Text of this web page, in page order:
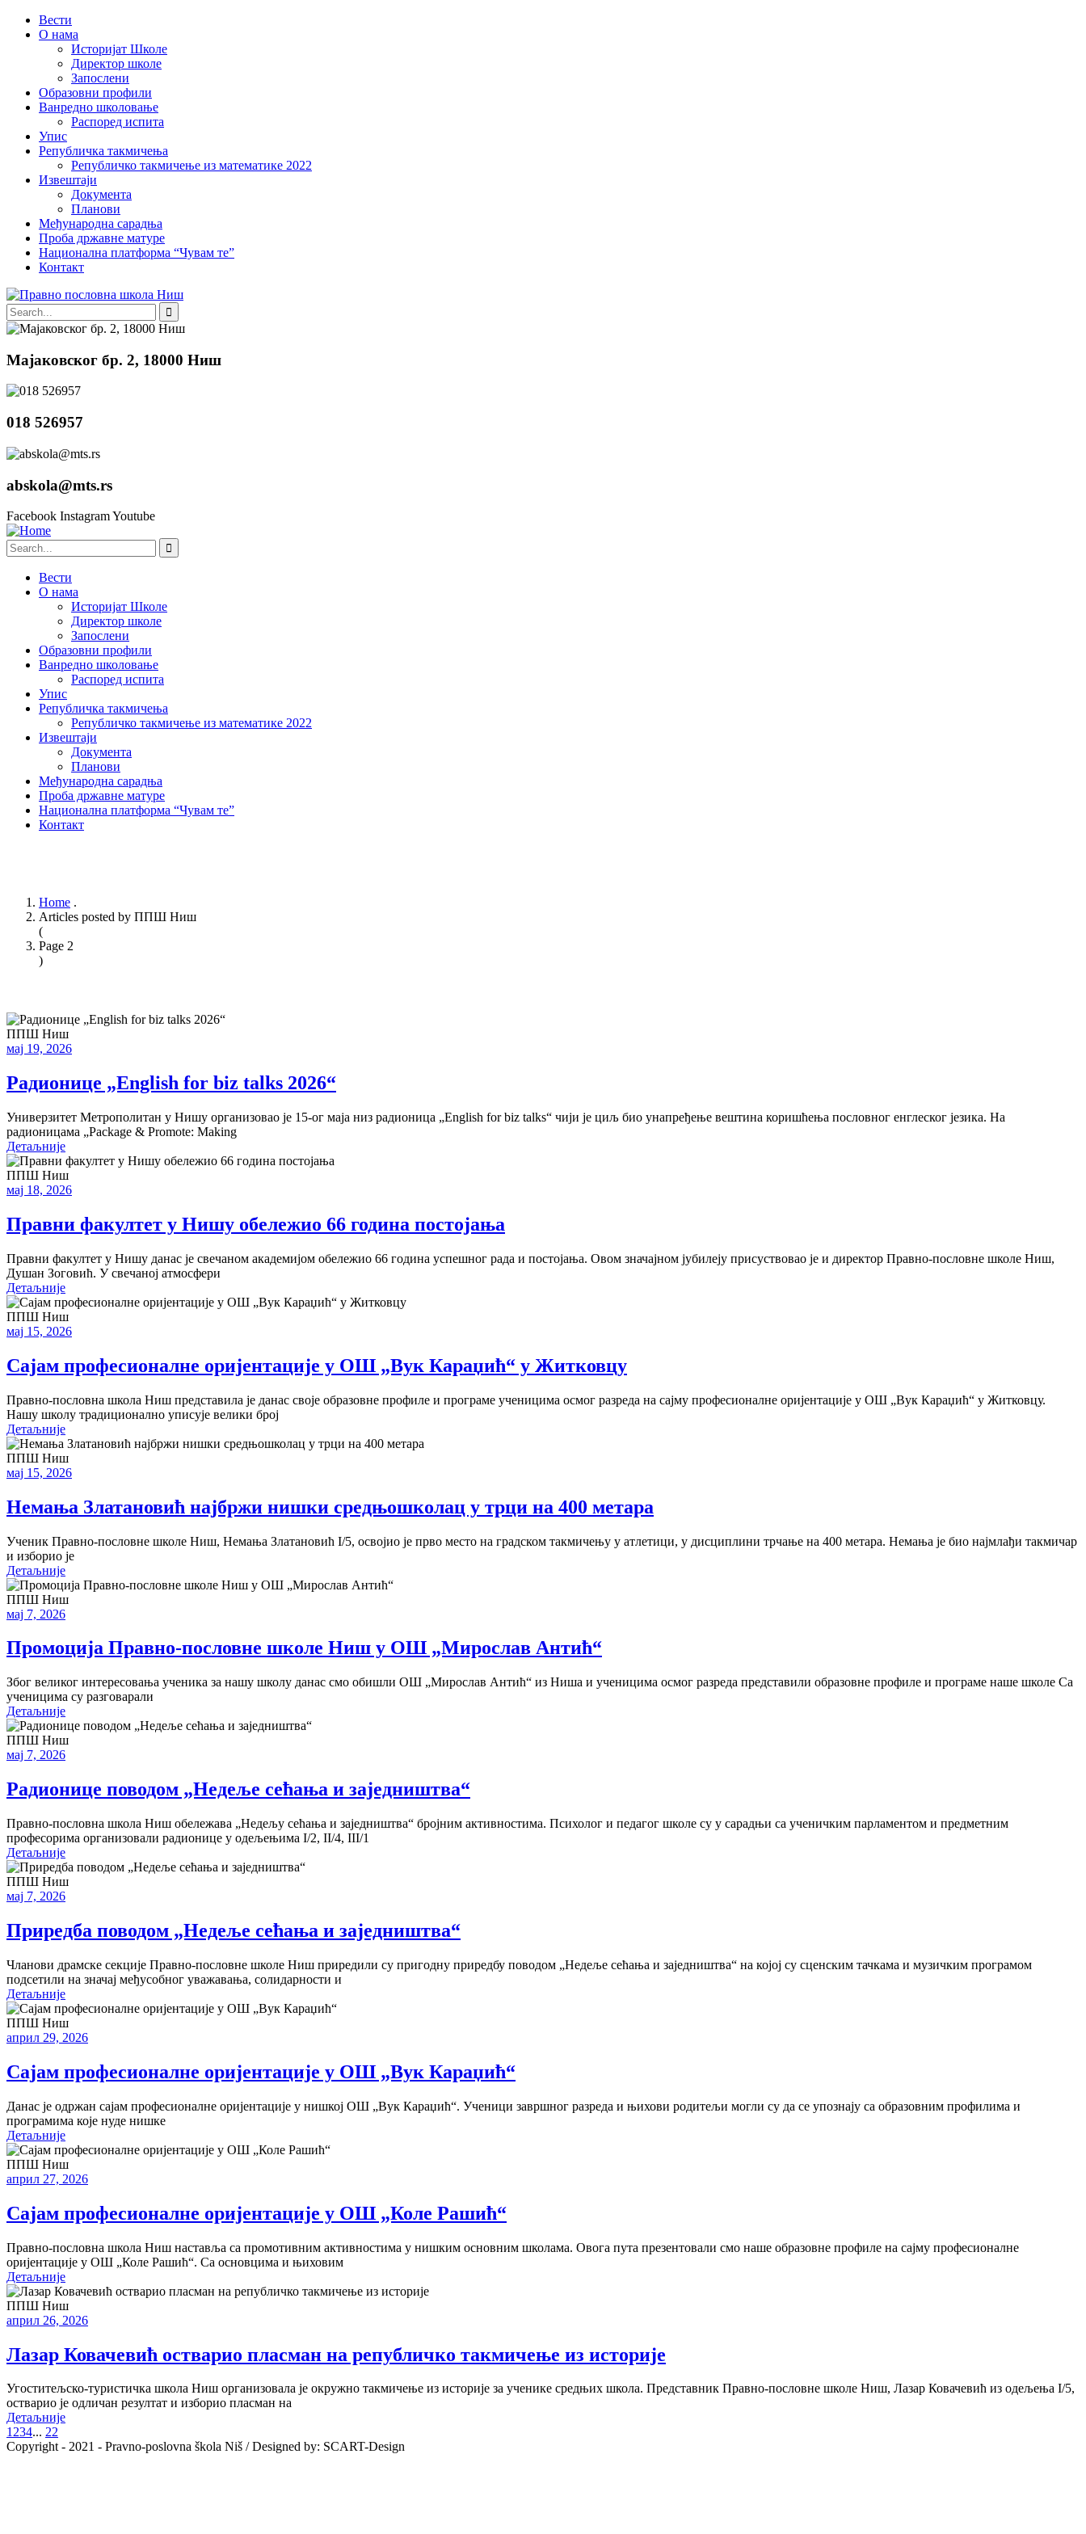
Вести
О нама
Историјат Школе
Директор школе
Запослени
Образовни профили
Ванредно школовање
Распоред испита
Упис
Републичка такмичења
Републичко такмичење из математике 2022
Извештаји
Документа
Планови
Међународна сарадња
Проба државне матуре
Национална платформа “Чувам те”
Контакт
Мајаковског бр. 2, 18000 Ниш
018 526957
abskola@mts.rs
Facebook InstagramYoutube
Вести
О нама
Историјат Школе
Директор школе
Запослени
Образовни профили
Ванредно школовање
Распоред испита
Упис
Републичка такмичења
Републичко такмичење из математике 2022
Извештаји
Документа
Планови
Међународна сарадња
Проба државне матуре
Национална платформа “Чувам те”
Контакт
Home .
Articles posted by ППШ Ниш
(
Page 2
)
ППШ Ниш
мај 19, 2026
Радионице „English for biz talks 2026“
Универзитет Метрополитан у Нишу организовао је 15-ог маја низ радионица „English for biz talks“ чији је циљ био унапређење вештина коришћења пословног енглеског језика. На
радионицама „Package & Promote: Making
Детаљније
ППШ Ниш
мај 18, 2026
Правни факултет у Нишу обележио 66 година постојања
Правни факултет у Нишу данас је свечаном академијом обележио 66 година успешног рада и постојања. Овом значајном јубилеју присуствовао је и директор Правно-пословне школе Ниш,
Душан Зоговић. У свечаној атмосфери
Детаљније
ППШ Ниш
мај 15, 2026
Сајам професионалне оријентације у ОШ „Вук Караџић“ у Житковцу
Правно-пословна школа Ниш представила је данас своје образовне профиле и програме ученицима осмог разреда на сајму професионалне оријентације у ОШ „Вук Караџић“ у Житковцу.
Нашу школу традиционално уписује велики број
Детаљније
ППШ Ниш
мај 15, 2026
Немања Златановић најбржи нишки средњошколац у трци на 400 метара
Ученик Правно-пословне школе Ниш, Немања Златановић I/5, освојио је прво место на градском такмичењу у атлетици, у дисциплини трчање на 400 метара. Немања је био најмлађи такмичар
и изборио је
Детаљније
ППШ Ниш
мај 7, 2026
Промоција Правно-пословне школе Ниш у ОШ „Мирослав Антић“
Због великог интересовања ученика за нашу школу данас смо обишли ОШ „Мирослав Антић“ из Ниша и ученицима осмог разреда представили образовне профиле и програме наше школе Са
ученицима су разговарали
Детаљније
ППШ Ниш
мај 7, 2026
Радионице поводом „Недеље сећања и заједништва“
Правно-пословна школа Ниш обележава „Недељу сећања и заједништва“ бројним активностима. Психолог и педагог школе су у сарадњи са ученичким парламентом и предметним
професорима организовали радионице у одељењима I/2, II/4, III/1
Детаљније
ППШ Ниш
мај 7, 2026
Приредба поводом „Недеље сећања и заједништва“
Чланови драмске секције Правно-пословне школе Ниш приредили су пригодну приредбу поводом „Недеље сећања и заједништва“ на којој су сценским тачкама и музичким програмом
подсетили на значај међусобног уважавања, солидарности и
Детаљније
ППШ Ниш
април 29, 2026
Сајам професионалне оријентације у ОШ „Вук Караџић“
Данас је одржан сајам професионалне оријентације у нишкој ОШ „Вук Караџић“. Ученици завршног разреда и њихови родитељи могли су да се упознају са образовним профилима и
програмима које нуде нишке
Детаљније
ППШ Ниш
април 27, 2026
Сајам професионалне оријентације у ОШ „Коле Рашић“
Правно-пословна школа Ниш наставља са промотивним активностима у нишким основним школама. Овога пута презентовали смо наше образовне профиле на сајму професионалне
оријентације у ОШ „Коле Рашић“. Са основцима и њиховим
Детаљније
ППШ Ниш
април 26, 2026
Лазар Ковачевић остварио пласман на републичко такмичење из историје
Угоститељско-туристичка школа Ниш организовала је окружно такмичење из историје за ученике средњих школа. Представник Правно-пословне школе Ниш, Лазар Ковачевић из одељења I/5,
остварио је одличан резултат и изборио пласман на
Детаљније
1234... 22
Copyright - 2021 - Pravno-poslovna škola Niš / Designed by: SCART-Design